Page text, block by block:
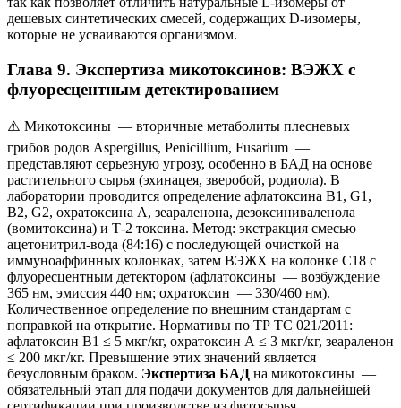
дешевых синтетических смесей, содержащих D-изомеры,
которые не усваиваются организмом.
Глава 9. Экспертиза микотоксинов: ВЭЖХ с
флуоресцентным детектированием
⚠️ Микотоксины — вторичные метаболиты плесневых
грибов родов Aspergillus, Penicillium, Fusarium —
представляют серьезную угрозу, особенно в БАД на основе
растительного сырья (эхинацея, зверобой, родиола). В
лаборатории проводится определение афлатоксина B1, G1,
B2, G2, охратоксина А, зеараленона, дезоксиниваленола
(вомитоксина) и Т-2 токсина. Метод: экстракция смесью
ацетонитрил-вода (84:16) с последующей очисткой на
иммуноаффинных колонках, затем ВЭЖХ на колонке C18 с
флуоресцентным детектором (афлатоксины — возбуждение
365 нм, эмиссия 440 нм; охратоксин — 330/460 нм).
Количественное определение по внешним стандартам с
поправкой на открытие. Нормативы по ТР ТС 021/2011:
афлатоксин B1 ≤ 5 мкг/кг, охратоксин А ≤ 3 мкг/кг, зеараленон
≤ 200 мкг/кг. Превышение этих значений является
безусловным браком. Экспертиза БАД на микотоксины —
обязательный этап для подачи документов для дальнейшей